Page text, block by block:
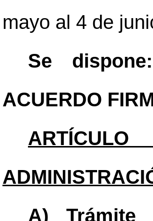
mayo al 4 de
Se
ACUERDO
A) Trámite